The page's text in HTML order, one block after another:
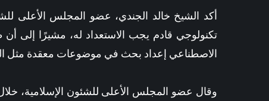
استعدادًا
أكد الشيخ خالد الجندي، عضو المجلس الأعلى
الاصطناعي إعداد بحث في موضوعات معقدة مثل